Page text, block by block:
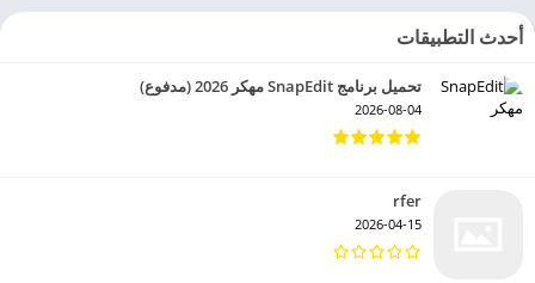
أحدث التطبيقات
تحميل برنامج SnapEdit مهكر 2026 (مدفوع)
2026-08-04
rfer
2026-04-15